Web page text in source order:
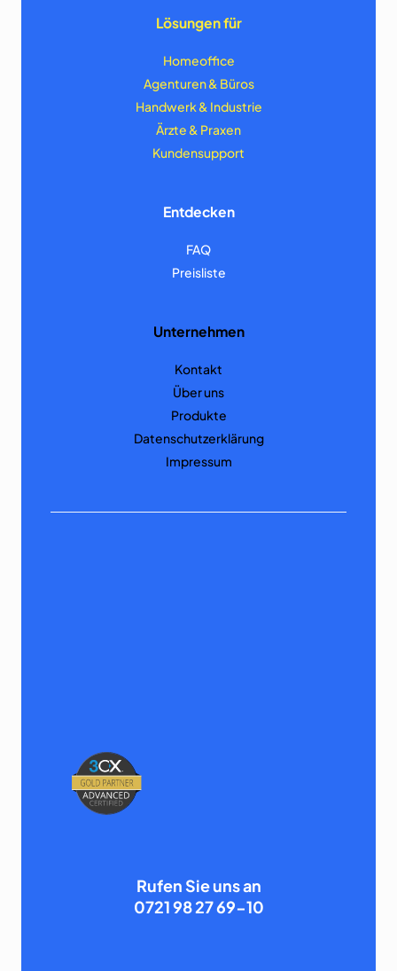
Lösungen für
Homeoffice
Agenturen & Büros
Handwerk & Industrie
Ärzte & Praxen
Kundensupport
Entdecken
FAQ
Preisliste
Unternehmen
Kontakt
Über uns
Produkte
Datenschutzerklärung
Impressum
Rufen Sie uns an
0721 98 27 69-10